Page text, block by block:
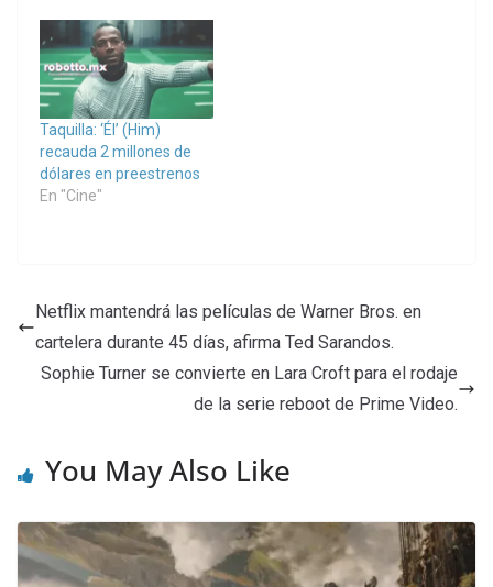
Taquilla: ‘Él’ (Him)
recauda 2 millones de
dólares en preestrenos
En "Cine"
Netflix mantendrá las películas de Warner Bros. en
cartelera durante 45 días, afirma Ted Sarandos.
Sophie Turner se convierte en Lara Croft para el rodaje
de la serie reboot de Prime Video.
You May Also Like